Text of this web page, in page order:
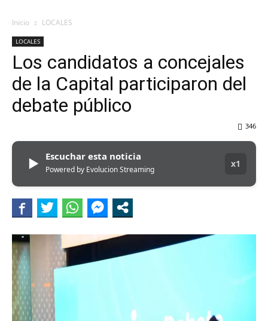
Inicio LOCALES
LOCALES
Los candidatos a concejales
de la Capital participaron del
debate público
346
▶ Escuchar esta noticia
Powered by Evolucion Streaming
x1